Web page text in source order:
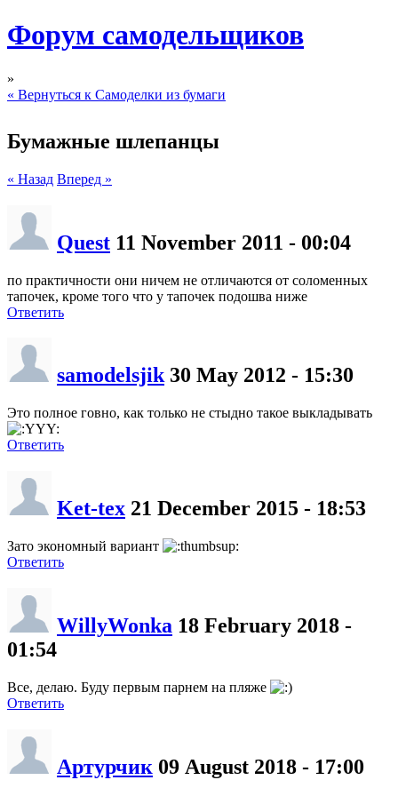
Форум самодельщиков
»
« Вернуться к Самоделки из бумаги
Бумажные шлепанцы
« Назад Вперед »
Quest 11 November 2011 - 00:04
по практичности они ничем не отличаются от соломенных
тапочек, кроме того что у тапочек подошва ниже
Ответить
samodelsjik 30 May 2012 - 15:30
Это полное говно, как только не стыдно такое выкладывать
Ответить
Ket-tex 21 December 2015 - 18:53
Зато экономный вариант
Ответить
WillyWonka 18 February 2018 -
01:54
Все, делаю. Буду первым парнем на пляже
Ответить
Артурчик 09 August 2018 - 17:00